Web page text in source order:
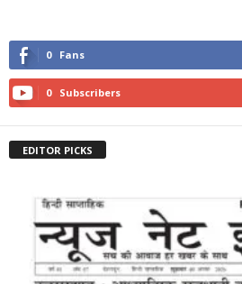
0 Fans
0 Subscribers
EDITOR PICKS